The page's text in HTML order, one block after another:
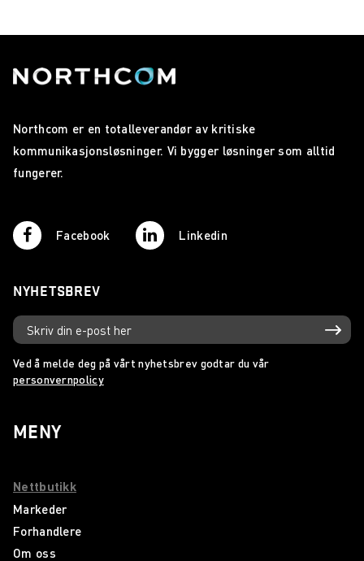
Northcom er en totalleverandør av kritiske
kommunikasjonsløsninger. Vi bygger løsninger som alltid
fungerer.
Facebook Linkedin
NYHETSBREV
Ved å melde deg på vårt nyhetsbrev godtar du vår
personvernpolicy
MENY
Nettbutikk
Markeder
Forhandlere
Om oss